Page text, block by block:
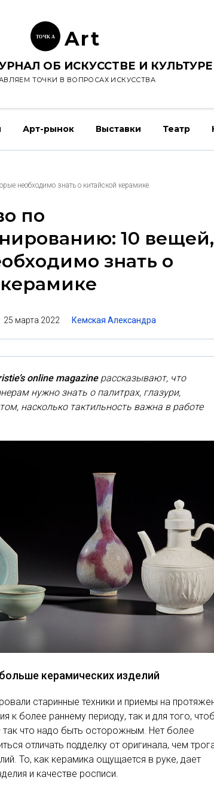
ТОЧК А Art
ОБ ИСКУССТВЕ И КУЛЬТУРЕ
ТОЧКИ В ВОПРОСАХ ИСКУССТВА
Арт-рынок Выставки Театр
необходимо знать о китайской керамике
по
10 вещей,
знать о
25 марта 2022 Кемская Александра
online magazineрассказывают, что
нужно знать о палитрах, глазури,
насколько тактильность важна в работе
керамических изделий
старинные техники и приемы на
к более раннему периоду, так и для того,
так что надо быть осторожным. Нет более
отличать подделку от оригинала, чем
То, как керамика ощущается в руке, дает
и качестве росписи.